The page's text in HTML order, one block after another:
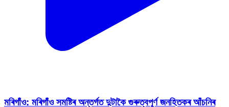
মৰিগাঁও: মৰিগাঁও সমষ্টিৰ অন্তৰ্গত দুটাকৈ গুৰুত্বপূৰ্ণ জনহিতকৰ আঁচনিৰ